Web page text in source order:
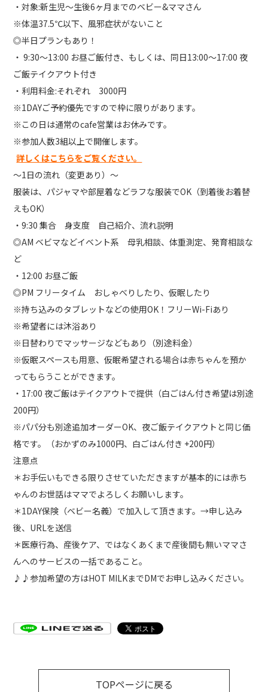
・対象:新生児〜生後6ヶ月までのベビー&ママさん
※体温37.5℃以下、風邪症状がないこと
◎半日プランもあり！
・ 9:30〜13:00 お昼ご飯付き、もしくは、同日13:00〜17:00 夜
ご飯テイクアウト付き
・利用料金:それぞれ 3000円
※1DAYご予約優先ですので枠に限りがあります。
※この日は通常のcafe営業はお休みです。
※参加人数3組以上で開催します。
詳しくはこちらをご覧ください。
〜1日の流れ（変更あり）〜
服装は、パジャマや部屋着などラフな服装でOK（到着後お着替
えもOK）
・9:30 集合 身支度 自己紹介、流れ説明
◎AM ベビマなどイベント系 母乳相談、体重測定、発育相談な
ど
・12:00 お昼ご飯
◎PM フリータイム おしゃべりしたり、仮眠したり
※持ち込みのタブレットなどの使用OK！フリーWi-Fiあり
※希望者には沐浴あり
※日替わりでマッサージなどもあり（別途料金）
※仮眠スペースも用意、仮眠希望される場合は赤ちゃんを預か
ってもらうことができます。
・17:00 夜ご飯はテイクアウトで提供（白ごはん付き希望は別途
200円）
※パパ分も別途追加オーダーOK、夜ご飯テイクアウトと同じ価
格です。（おかずのみ1000円、白ごはん付き +200円）
注意点
＊お手伝いもできる限りさせていただきますが基本的には赤ち
ゃんのお世話はママでよろしくお願いします。
＊1DAY保険（ベビー名義）で加入して頂きます。→申し込み
後、URLを送信
＊医療行為、産後ケア、ではなくあくまで産後間も無いママさ
んへのサービスの一括であること。
♪♪参加希望の方はHOT MILKまでDMでお申し込みください。
TOPページに戻る